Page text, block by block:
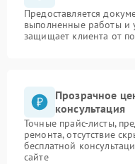
Предоставляется
выполненные работы и
защищает клиента от
Прозрачное
консультация
Точные прайс-листы,
ремонта, отсутствие
бесплатной
сайте